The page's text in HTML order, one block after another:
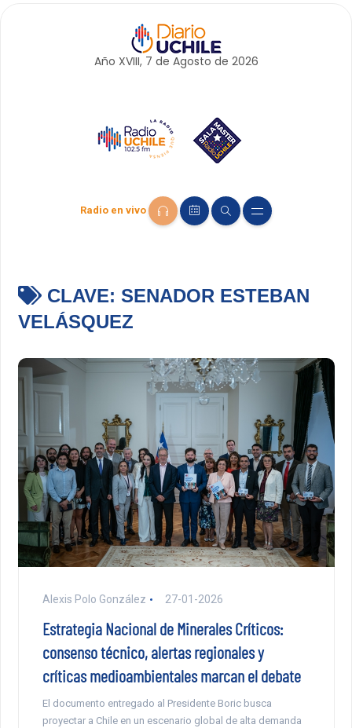
Año XVIII, 7 de Agosto de 2026
Radio en vivo
CLAVE: SENADOR ESTEBAN
VELÁSQUEZ
Alexis Polo González 27-01-2026
Estrategia Nacional de Minerales Críticos:
consenso técnico, alertas regionales y
críticas medioambientales marcan el debate
El documento entregado al Presidente Boric busca
proyectar a Chile en un escenario global de alta demanda